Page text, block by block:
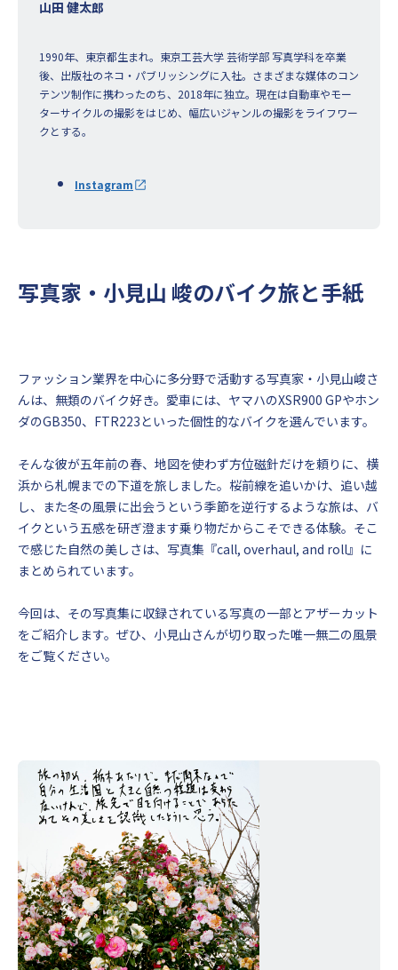
山田 健太郎
1990年、東京都生まれ。東京工芸大学 芸術学部 写真学科を卒業
後、出版社のネコ・パブリッシングに入社。さまざまな媒体のコン
テンツ制作に携わったのち、2018年に独立。現在は自動車やモー
ターサイクルの撮影をはじめ、幅広いジャンルの撮影をライフワー
クとする。
Instagram
写真家・小見山 峻のバイク旅と手紙
ファッション業界を中心に多分野で活動する写真家・小見山峻さ
んは、無類のバイク好き。愛車には、ヤマハのXSR900 GPやホン
ダのGB350、FTR223といった個性的なバイクを選んでいます。
そんな彼が五年前の春、地図を使わず方位磁針だけを頼りに、横
浜から札幌までの下道を旅しました。桜前線を追いかけ、追い越
し、また冬の風景に出会うという季節を逆行するような旅は、バ
イクという五感を研ぎ澄ます乗り物だからこそできる体験。そこ
で感じた自然の美しさは、写真集『call, overhaul, and roll』に
まとめられています。
今回は、その写真集に収録されている写真の一部とアザーカット
をご紹介します。ぜひ、小見山さんが切り取った唯一無二の風景
をご覧ください。